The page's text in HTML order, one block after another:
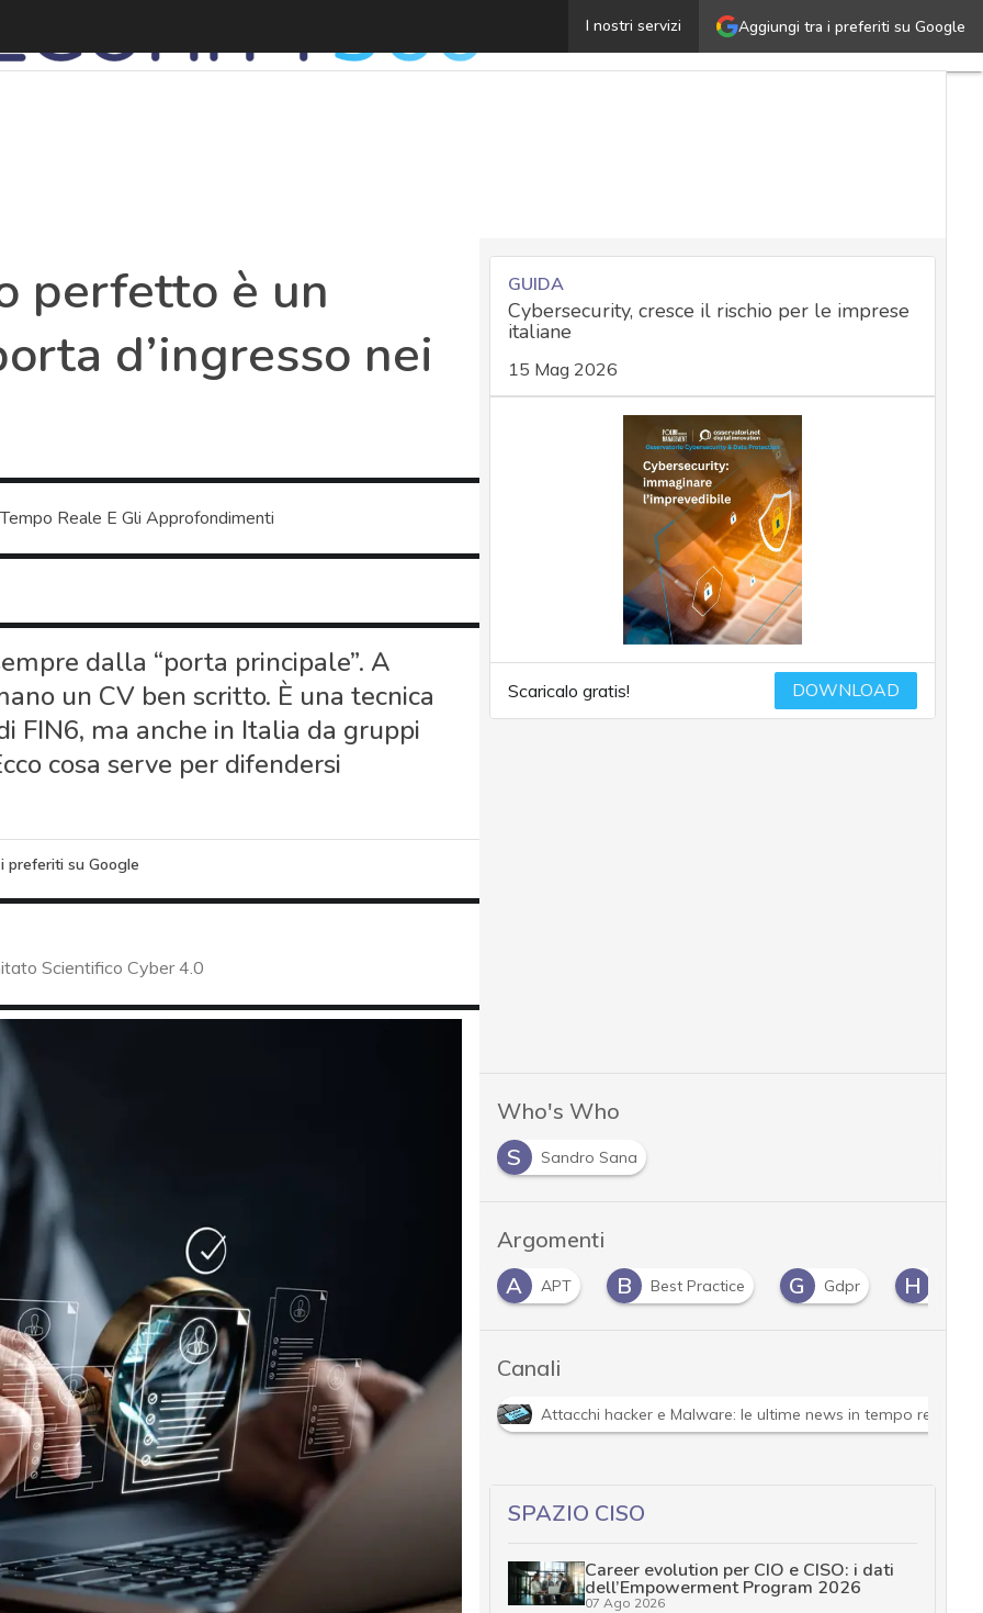
Aggiungi tra i preferiti su Google
I nostri servizi
Quando il candidato perfetto è un hacker: l’HR come
perfetto è un
d’ingresso nei
Reale E Gli Approfondimenti
dalla “porta principale”. A
un CV ben scritto. È una tecnica
FIN6, ma anche in Italia da gruppi
cosa serve per difendersi
preferiti su Google
Scientifico Cyber 4.0
GUIDA
Cybersecurity, cresce il rischio per le imprese
italiane
15 Mag 2026
Scaricalo gratis! DOWNLOAD
Who's Who
S
Sandro Sana
Argomenti
Advanced Persistent Threat B Best Practice G Gdpr H Hacker
Canali
Attacchi hacker e Malware: le ultime news in tempo reale e
SPAZIO CISO
Career evolution per CIO e CISO: i dati
dell’Empowerment Program 2026
07 Ago 2026